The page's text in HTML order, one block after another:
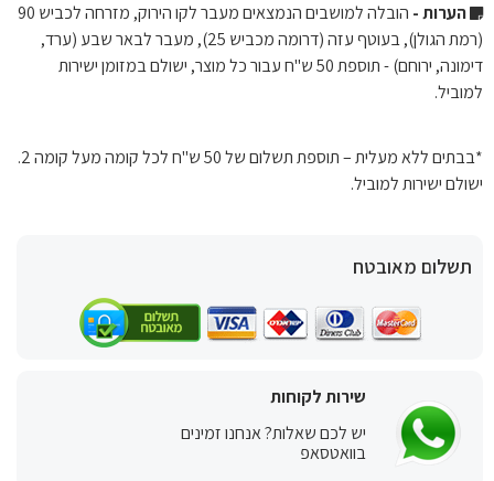
הערות -
הובלה למושבים הנמצאים מעבר לקו הירוק, מזרחה לכביש 90
(רמת הגולן), בעוטף עזה (דרומה מכביש 25), מעבר לבאר שבע (ערד,
דימונה, ירוחם) - תוספת 50 ש"ח עבור כל מוצר, ישולם במזומן ישירות
למוביל.
*בבתים ללא מעלית – תוספת תשלום של 50 ש"ח לכל קומה מעל קומה 2.
ישולם ישירות למוביל.
תשלום מאובטח
שירות לקוחות
יש לכם שאלות? אנחנו זמינים
בוואטסאפ